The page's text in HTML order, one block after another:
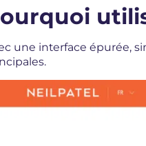
une interface épurée,